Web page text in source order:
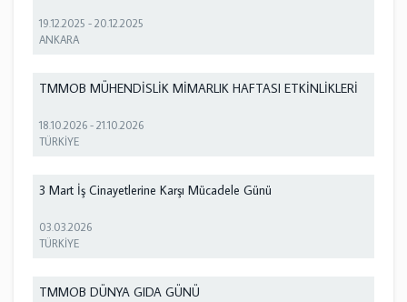
19.12.2025 -20.12.2025
ANKARA
TMMOB MÜHENDİSLİK MİMARLIK HAFTASI ETKİNLİKLERİ
18.10.2026 -21.10.2026
TÜRKİYE
3 Mart İş Cinayetlerine Karşı Mücadele Günü
03.03.2026
TÜRKİYE
TMMOB DÜNYA GIDA GÜNÜ